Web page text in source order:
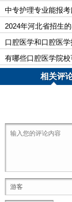
中专护理专业能报
2024年河北省招生
口腔医学和口腔医
有哪些口腔医学院
相关评